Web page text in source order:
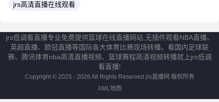
jrs高清直播在线观看
jrs低调看直播专业免费提供篮球在线直播网站,无插件观看NBA直播、
英超直播、欧冠直播等国际各大体育比赛现场转播。看国内足球联
赛、腾讯体育nba高清直播视频、篮球赛程高清视频转播就上jrs低调
看直播!
Copyright © 2025 - 2026 All Rights Reserved jrs直播网 版权所有
XML地图